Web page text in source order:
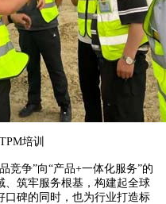
培训
争”向“产品+一体化服务”的
、筑牢服务根基，构建起全球
口碑的同时，也为行业打造标